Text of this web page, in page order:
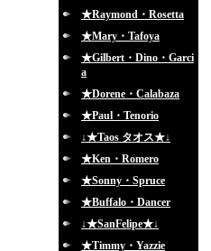
★Raymond・Rosetta
★Mary・Tafoya
★Gilbert・Dino・Garci
a
★Dorene・Calabaza
★Paul・Tenorio
↓★Taos タオス★↓
★Ken・Romero
★Sonny・Spruce
★Buffalo・Dancer
↓★SanFelipe★↓
★Timmy・Yazzie